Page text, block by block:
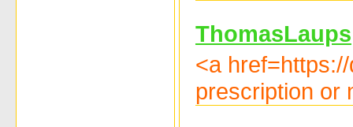
ThomasLaups
<a
prescription or